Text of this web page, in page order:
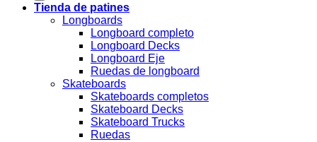
Tienda de patines
Longboards
Longboard completo
Longboard Decks
Longboard Eje
Ruedas de longboard
Skateboards
Skateboards completos
Skateboard Decks
Skateboard Trucks
Ruedas